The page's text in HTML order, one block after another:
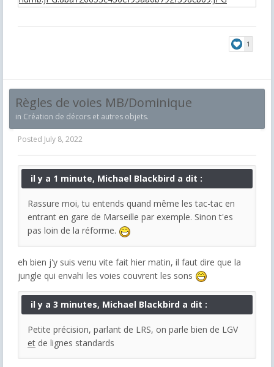
1
Règles de voies MB/Dominique
in Création de décors et autres objets.
Posted July 8, 2022
il y a 1 minute, Michael Blackbird a dit :
Rassure moi, tu entends quand même les tac-tac en
entrant en gare de Marseille par exemple. Sinon t'es
pas loin de la réforme.
eh bien j'y suis venu vite fait hier matin, il faut dire que la
jungle qui envahi les voies couvrent les sons
il y a 3 minutes, Michael Blackbird a dit :
Petite précision, parlant de LRS, on parle bien de LGV
et de lignes standards